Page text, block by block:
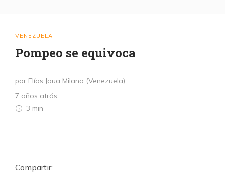
VENEZUELA
Pompeo se equivoca
por Elías Jaua Milano (Venezuela)
7 años atrás
3 min
Compartir: